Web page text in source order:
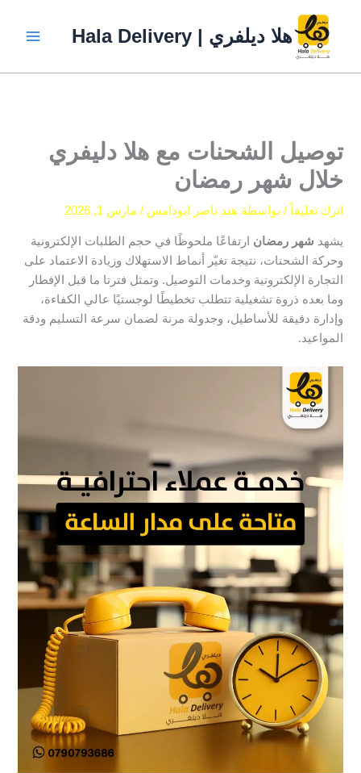
المحتوى
هلا ديلفري | Hala Delivery
توصيل الشحنات مع هلا دليفري
خلال شهر رمضان
اترك تعليقاً / بواسطة هند ناصر ابودامس/ مارس 1, 2026
يشهد شهر رمضان ارتفاعًا ملحوظًا في حجم الطلبات الإلكترونية
وحركة الشحنات، نتيجة تغيّر أنماط الاستهلاك وزيادة الاعتماد على
التجارة الإلكترونية وخدمات التوصيل. وتمثل فترتا ما قبل الإفطار
وما بعده ذروة تشغيلية تتطلب تخطيطًا لوجستيًا عالي الكفاءة،
وإدارة دقيقة للأساطيل، وجدولة مرنة لضمان سرعة التسليم ودقة
المواعيد.